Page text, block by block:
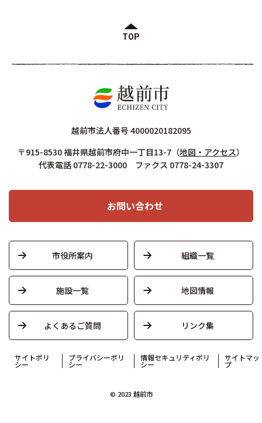
TOP
越前市法人番号 4000020182095
〒915-8530 福井県越前市府中一丁目13-7 （地図・アクセス）
代表電話 0778-22-3000 ファクス 0778-24-3307
お問い合わせ
市役所案内 組織一覧
施設一覧 地図情報
よくあるご質問 リンク集
サイトポリ
シー
プライバシーポリ
シー
情報セキュリティポリ
シー
サイトマッ
プ
© 2023 越前市